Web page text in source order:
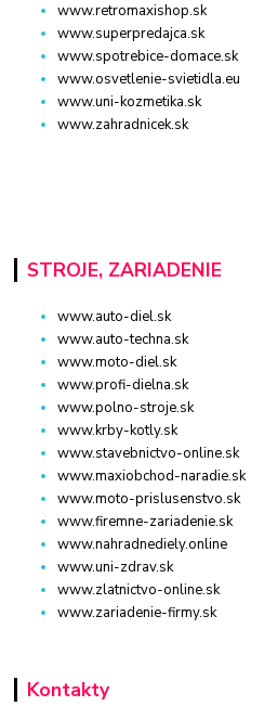
www.retromaxishop.sk
www.superpredajca.sk
www.spotrebice-domace.sk
www.osvetlenie-svietidla.eu
www.uni-kozmetika.sk
www.zahradnicek.sk
STROJE, ZARIADENIE
www.auto-diel.sk
www.auto-techna.sk
www.moto-diel.sk
www.profi-dielna.sk
www.polno-stroje.sk
www.krby-kotly.sk
www.stavebnictvo-online.sk
www.maxiobchod-naradie.sk
www.moto-prislusenstvo.sk
www.firemne-zariadenie.sk
www.nahradnediely.online
www.uni-zdrav.sk
www.zlatnictvo-online.sk
www.zariadenie-firmy.sk
Kontakty